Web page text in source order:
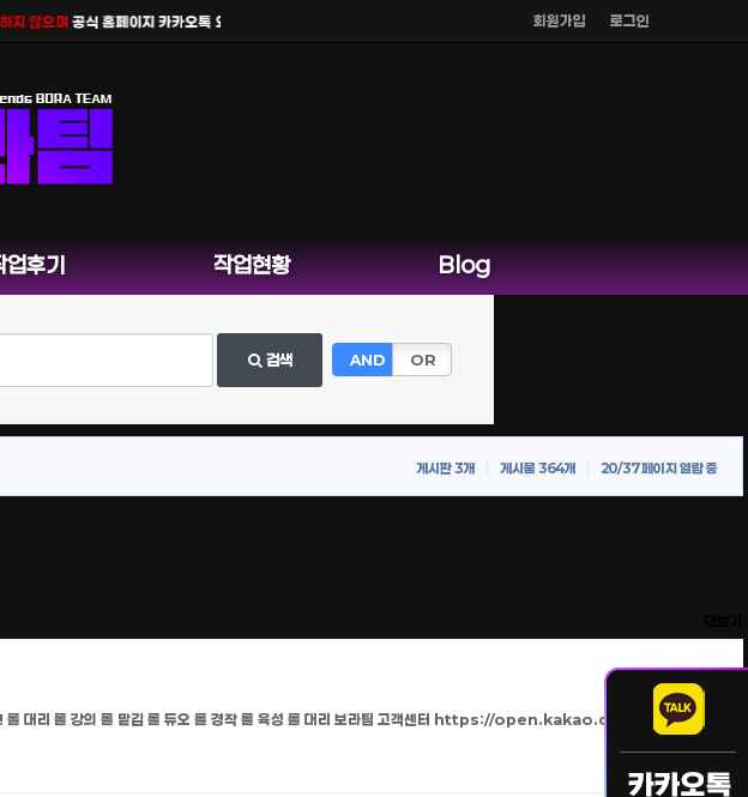
회원가입 로그인
으며공식 홈페이지 카카오톡 외 다른 채팅은 운영하지 않습니다.
업후기 작업현황 Blog
검색 AND OR
게시판 3개 게시물 364개 20/37 페이지 열람 중
! 롤 대리 롤 강의 롤 맡김 롤 듀오 롤 경작 롤 육성 롤 대리 보라팀 고객센터 https://open.kakao.com/o/sO9UeTdh